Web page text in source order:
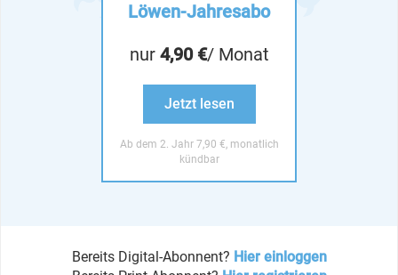
Löwen-Jahresabo
nur 4,90 €/ Monat
Jetzt lesen
Ab dem 2. Jahr 7,90 €, monatlich
kündbar
Bereits Digital-Abonnent? Hier einloggen